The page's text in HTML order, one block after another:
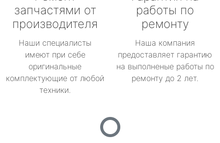
запчастями от
производителя
Наши специалисты
имеют при себе
оригинальные
комплектующие от любой
техники.
работы по
ремонту
Наша компания
предоставляет гарантию
на выполненые работы по
ремонту до 2 лет.